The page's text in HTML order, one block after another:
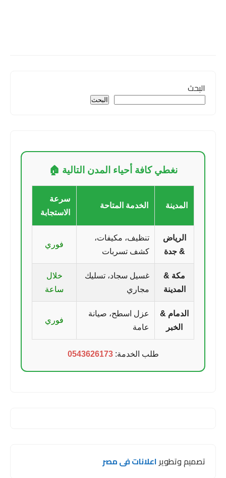
البحث
البحث
نغطي كافة أحياء المدن التالية 🏠
المدينة الخدمة المتاحة
سرعة
الاستجابة
الرياض
& جدة
تنظيف، مكيفات،
كشف تسربات
فوري
مكة &
المدينة
غسيل سجاد، تسليك
مجاري
خلال
ساعة
الدمام &
الخبر
عزل اسطح، صيانة
عامة
فوري
طلب الخدمة:0543626173
تصميم وتطويراعلانات فى مصر